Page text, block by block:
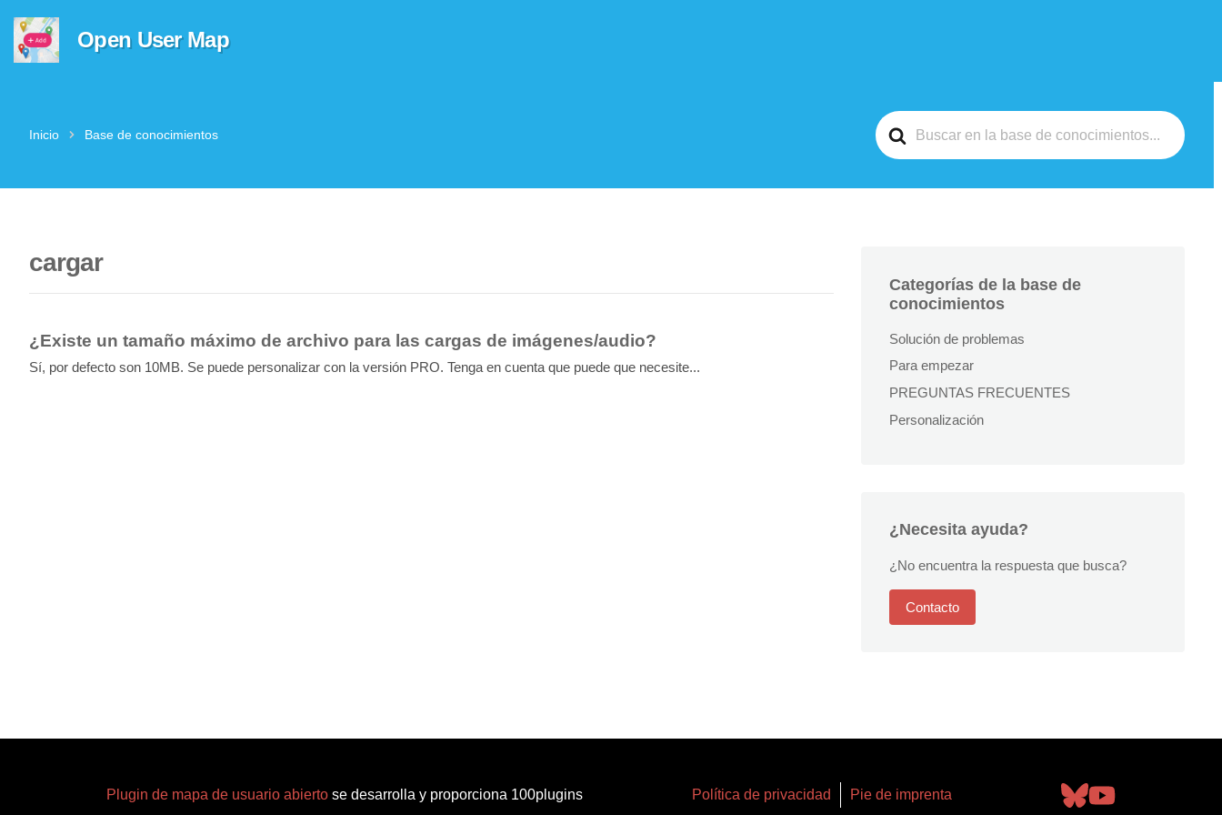
Open User Map
Buscar
Inicio Base de conocimientos
cargar
¿Existe un tamaño máximo de archivo para las cargas de imágenes/audio?
Sí, por defecto son 10MB. Se puede personalizar con la versión PRO. Tenga en cuenta que puede que necesite...
Categorías de la base de
conocimientos
Solución de problemas
Para empezar
PREGUNTAS FRECUENTES
Personalización
¿Necesita ayuda?
¿No encuentra la respuesta que busca?
Contacto
Plugin de mapa de usuario abierto se desarrolla y proporciona 100plugins Política de privacidad Pie de imprenta